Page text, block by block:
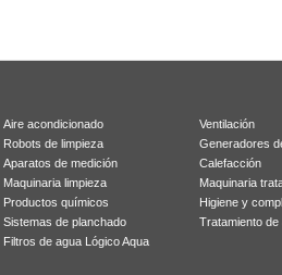
Aire acondicionado
Ventilación
Robots de limpieza
Generadores
Aparatos de medición
Calefacción
Maquinaria limpieza
Maquinaria
Productos químicos
Higiene y
Sistemas de planchado
Tratamiento de
Filtros de agua Lógico Aqua